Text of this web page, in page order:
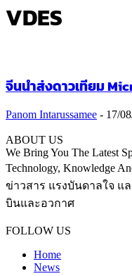
VDES
จีนนำส่งดาวเทียม
Panom Intarussamee - 17/
ABOUT US
We Bring You The Latest
Technology, Knowledge
ข่าวสาร แรงบันดาลใจ แ
บินและอวกาศ
FOLLOW US
Home
News